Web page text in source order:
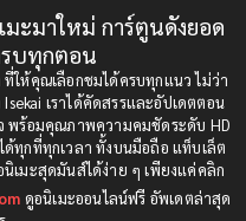
1996
1992
1990
1988
1985
ะมาใหม่ การ์ตูนดังยอด
รบทุกตอน
ให้คุณเลือกชมได้ครบทุกแนว ไม่ว่า
เราได้คัดสรรและอัปเดตตอน
พร้อมคุณภาพความคมชัดระดับ HD
ด้ทุกที่ทุกเวลา ทั้งบนมือถือ แท็บเล็ต
เมะสุดมันส์ได้ง่าย ๆ เพียงแค่คลิก
ดูอนิเมะออนไลน์ฟรี อัพเดตล่าสุด